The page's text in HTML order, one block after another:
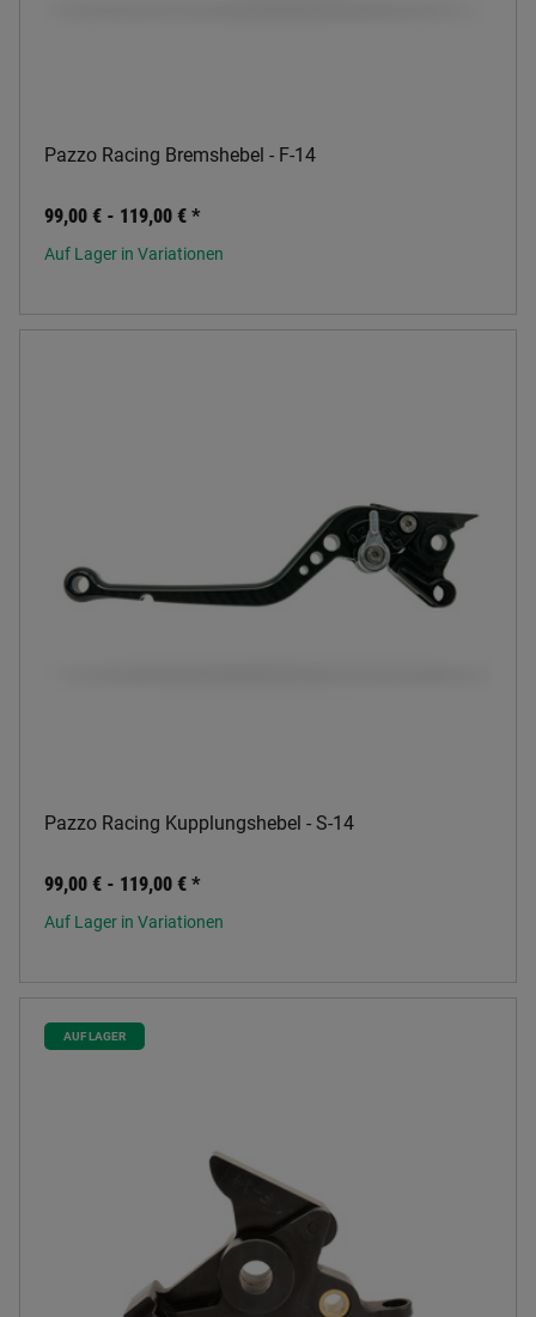
Pazzo Racing Bremshebel - F-14
99,00 € - 119,00 € *
Auf Lager in Variationen
Pazzo Racing Kupplungshebel - S-14
99,00 € - 119,00 € *
Auf Lager in Variationen
AUF LAGER